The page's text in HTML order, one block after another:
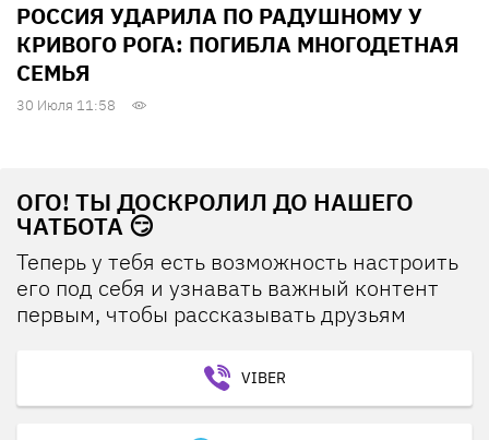
РОССИЯ УДАРИЛА ПО РАДУШНОМУ У
КРИВОГО РОГА: ПОГИБЛА МНОГОДЕТНАЯ
СЕМЬЯ
30 Июля 11:58
ОГО! ТЫ ДОСКРОЛИЛ ДО НАШЕГО
ЧАТБОТА 😏
Теперь у тебя есть возможность настроить
его под себя и узнавать важный контент
первым, чтобы рассказывать друзьям
VIBER